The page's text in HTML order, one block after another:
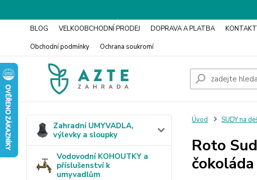
BLOG VELKOOBCHODNÍ PRODEJ DOPRAVA A PLATBA
Obchodní podmínky
Ochrana soukromí
Zahradní UMYVADLA,
výlevky a sloupky
Vodovodní KOHOUTKY a
příslušenství k
umyvadlům
Úvod SUDY na
Roto
čokoláda